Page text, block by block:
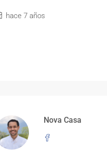
hace 7 años
Nova Casa